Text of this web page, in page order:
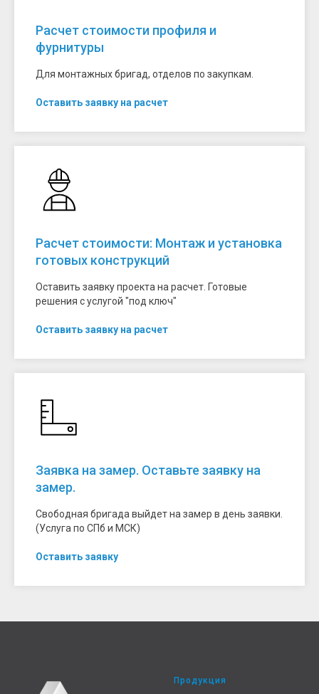
Расчет стоимости профиля и
фурнитуры
Для монтажных бригад, отделов по закупкам.
Оставить заявку на расчет
Расчет стоимости: Монтаж и установка
готовых конструкций
Оставить заявку проекта на расчет. Готовые
решения с услугой "под ключ"
Оставить заявку на расчет
Заявка на замер. Оставьте заявку на
замер.
Свободная бригада выйдет на замер в день заявки.
(Услуга по СПб и МСК)
Оставить заявку
Продукция